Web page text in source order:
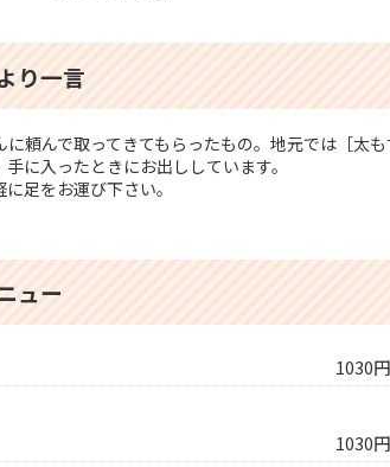
り一言
頼んで取ってきてもらったもの。地元では［太も
に入ったときにお出ししています。
足をお運び下さい。
ュー
1030
1030